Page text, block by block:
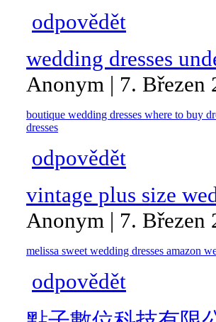
odpovědět
wedding dresses
Anonym | 7. Březen
boutique wedding dresses where to buy
dresses
odpovědět
vintage plus size
Anonym | 7. Březen
melissa sweet wedding dresses amazon
odpovědět